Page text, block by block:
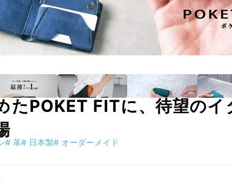
たPOKET FITに、待望の
# 革# 日本製# オーダーメイド